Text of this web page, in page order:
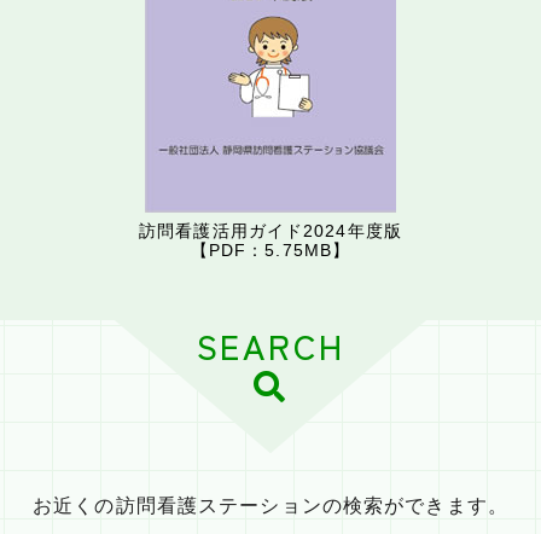
訪問看護活用ガイド2024年度版
【PDF：5.75MB】
SEARCH
お近くの訪問看護ステーションの検索ができます。